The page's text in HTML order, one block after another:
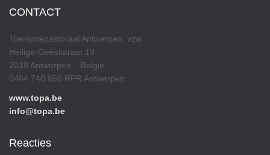
CONTACT
Toerismepastoraal Antwerpen, vzw
Heilige-Geeststraat 19
2018 Antwerpen – België
0464.740.856 RPR Antwerpen
www.topa.be
info@topa.be
Reacties